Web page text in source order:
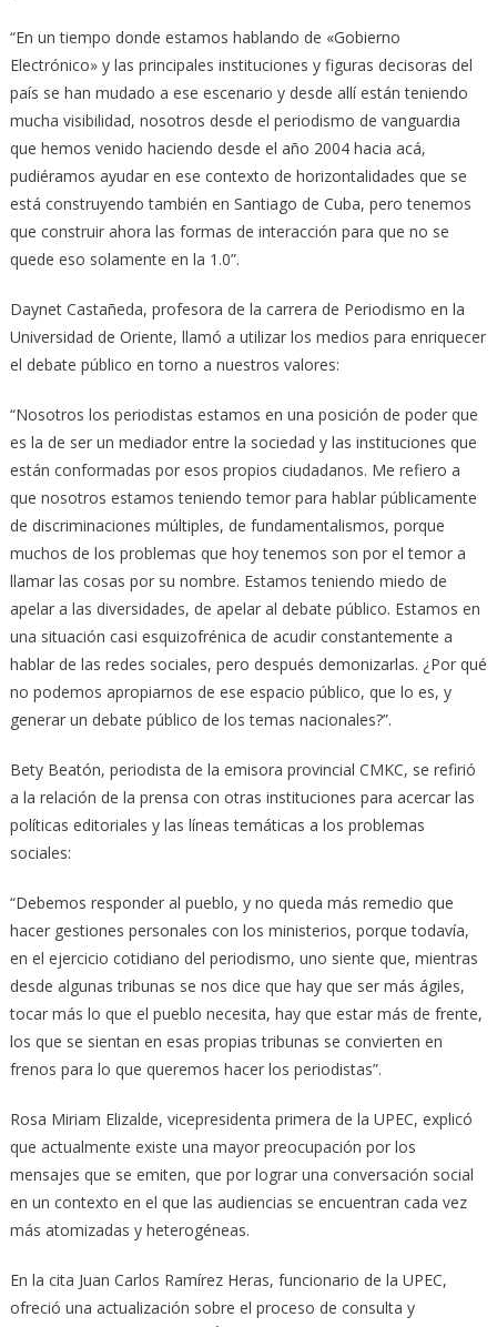
“En un tiempo donde estamos hablando de «Gobierno
Electrónico» y las principales instituciones y figuras decisoras del
país se han mudado a ese escenario y desde allí están teniendo
mucha visibilidad, nosotros desde el periodismo de vanguardia
que hemos venido haciendo desde el año 2004 hacia acá,
pudiéramos ayudar en ese contexto de horizontalidades que se
está construyendo también en Santiago de Cuba, pero tenemos
que construir ahora las formas de interacción para que no se
quede eso solamente en la 1.0”.
Daynet Castañeda, profesora de la carrera de Periodismo en la
Universidad de Oriente, llamó a utilizar los medios para enriquecer
el debate público en torno a nuestros valores:
“Nosotros los periodistas estamos en una posición de poder que
es la de ser un mediador entre la sociedad y las instituciones que
están conformadas por esos propios ciudadanos. Me refiero a
que nosotros estamos teniendo temor para hablar públicamente
de discriminaciones múltiples, de fundamentalismos, porque
muchos de los problemas que hoy tenemos son por el temor a
llamar las cosas por su nombre. Estamos teniendo miedo de
apelar a las diversidades, de apelar al debate público. Estamos en
una situación casi esquizofrénica de acudir constantemente a
hablar de las redes sociales, pero después demonizarlas. ¿Por qué
no podemos apropiarnos de ese espacio público, que lo es, y
generar un debate público de los temas nacionales?”.
Bety Beatón, periodista de la emisora provincial CMKC, se refirió
a la relación de la prensa con otras instituciones para acercar las
políticas editoriales y las líneas temáticas a los problemas
sociales:
“Debemos responder al pueblo, y no queda más remedio que
hacer gestiones personales con los ministerios, porque todavía,
en el ejercicio cotidiano del periodismo, uno siente que, mientras
desde algunas tribunas se nos dice que hay que ser más ágiles,
tocar más lo que el pueblo necesita, hay que estar más de frente,
los que se sientan en esas propias tribunas se convierten en
frenos para lo que queremos hacer los periodistas”.
Rosa Miriam Elizalde, vicepresidenta primera de la UPEC, explicó
que actualmente existe una mayor preocupación por los
mensajes que se emiten, que por lograr una conversación social
en un contexto en el que las audiencias se encuentran cada vez
más atomizadas y heterogéneas.
En la cita Juan Carlos Ramírez Heras, funcionario de la UPEC,
ofreció una actualización sobre el proceso de consulta y